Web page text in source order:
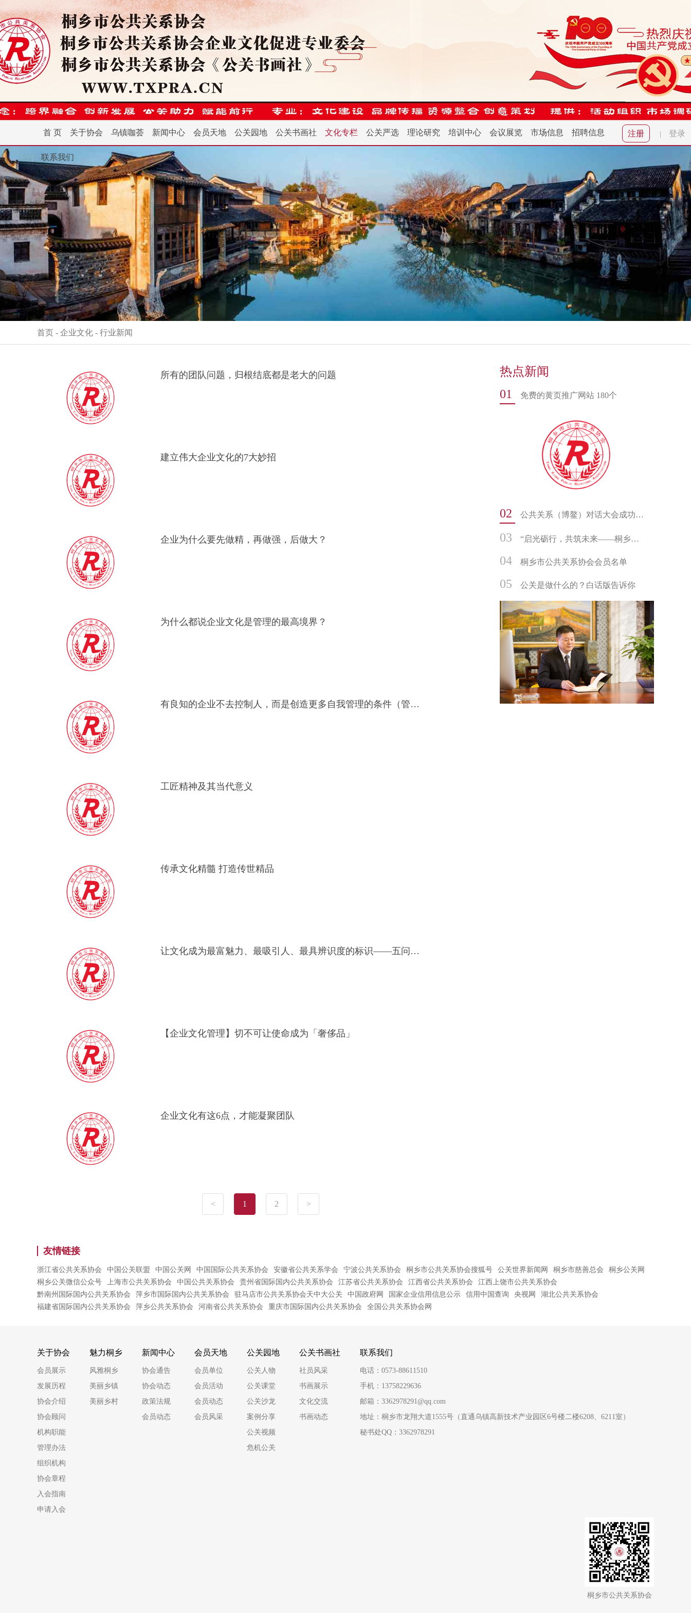
注册 登录
首 页 关于协会 乌镇咖荟 新闻中心 会员天地 公关园地 公关书画社 文化专栏 公关严选 理论研究 培训中心 会议展览 市场信息 招聘信息
联系我们
首页 - 企业文化 - 行业新闻
所有的团队问题，归根结底都是老大的问题
建立伟大企业文化的7大妙招
企业为什么要先做精，再做强，后做大？
为什么都说企业文化是管理的最高境界？
有良知的企业不去控制人，而是创造更多自我管理的条件（管理必读）
工匠精神及其当代意义
传承文化精髓 打造传世精品
让文化成为最富魅力、最吸引人、最具辨识度的标识——五问新时代文化浙江工程
【企业文化管理】切不可让使命成为「奢侈品」
企业文化有这6点，才能凝聚团队
< 1 2 >
热点新闻
01
免费的黄页推广网站 180个
02 公共关系（博鳌）对话大会成功举办
03 “启光砺行，共筑未来——桐乡市公共关系协会书画社迎新年走进振东中学文化交流活动”
04 桐乡市公共关系协会会员名单
05 公关是做什么的？白话版告诉你
友情链接
浙江省公共关系协会 中国公关联盟 中国公关网 中国国际公共关系协会 安徽省公共关系学会 宁波公共关系协会 桐乡市公共关系协会搜狐号 公关世界新闻网 桐乡市慈善总会
桐乡公关网
桐乡公关微信公众号
上海市公共关系协会 中国公共关系协会 贵州省国际国内公共关系协会 江苏省公共关系协会 江西省公共关系协会
江西上饶市公共关系协会
黔南州国际国内公共关系协会
萍乡市国际国内公共关系协会 驻马店市公共关系协会天中大公关 中国政府网 国家企业信用信息公示 信用中国查询 央视网
湖北公共关系协会
福建省国际国内公共关系协会
萍乡公共关系协会 河南省公共关系协会 重庆市国际国内公共关系协会 全国公共关系协会网
关于协会
会员展示
发展历程
协会介绍
协会顾问
机构职能
管理办法
组织机构
协会章程
入会指南
申请入会
魅力桐乡
风雅桐乡
美丽乡镇
美丽乡村
新闻中心
协会通告
协会动态
政策法规
会员动态
会员天地
会员单位
会员活动
会员动态
会员风采
公关园地
公关人物
公关课堂
公关沙龙
案例分享
公关视频
危机公关
公关书画社
社员风采
书画展示
文化交流
书画动态
联系我们
电话：0573-88611510
手机：13758229636
邮箱：3362978291@qq.com
地址：桐乡市龙翔大道1555号（直通乌镇高新技术产业园区6号楼二楼6208、6211室）
秘书处QQ：3362978291
桐乡市公共关系协会